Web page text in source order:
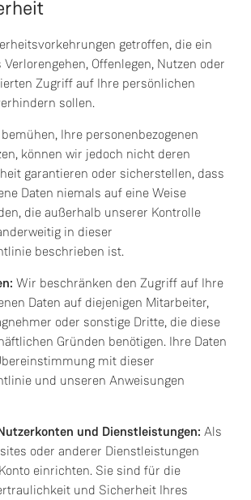
getroffen, die ein
Offenlegen, Nutzen oder
Zugriff auf Ihre persönlichen
sollen.
Ihre personenbezogenen
können wir jedoch nicht deren
garantieren oder sicherstellen, dass
Daten niemals auf eine Weise
die außerhalb unserer Kontrolle
in dieser
beschrieben ist.
Wir beschränken den Zugriff auf Ihre
Daten auf diejenigen Mitarbeiter,
oder sonstige Dritte, die diese
Gründen benötigen. Ihre Daten
mit dieser
und unseren Anweisungen
und Dienstleistungen: Als
oder anderer Dienstleistungen
einrichten. Sie sind für die
und Sicherheit Ihres